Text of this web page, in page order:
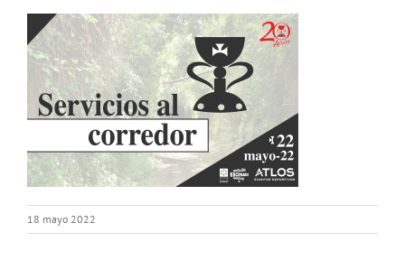
18 mayo 2022